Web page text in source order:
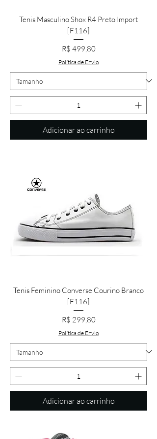
Tenis Masculino Shox R4 Preto Import
[F116]
Preço
R$ 499,80
Política de Envio
Adicionar ao carrinho
Tenis Feminino Converse Courino Branco
[F116]
Preço
R$ 299,80
Política de Envio
Adicionar ao carrinho